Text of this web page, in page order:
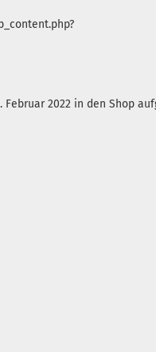
2022 in den Shop